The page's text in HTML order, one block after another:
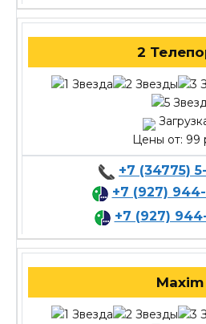
2
Цены от: 99
+7 (34775)
+7 (927)
+7 (927)
Maxim